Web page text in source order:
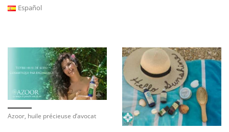
Español
Azoor, huile précieuse d’avocat